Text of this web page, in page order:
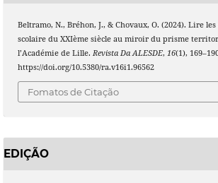
Beltramo, N., Bréhon, J., & Chovaux, O. (2024). Lire
scolaire du XXIème siècle au miroir du prisme
l’Académie de Lille. Revista Da ALESDE, 16(1),
https://doi.org/10.5380/ra.v16i1.96562
Fomatos de Citação
EDIÇÃO